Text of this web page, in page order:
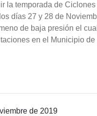
la temporada de
días 27 y 28 de
de baja presión el
en el Municipio de
de 2019